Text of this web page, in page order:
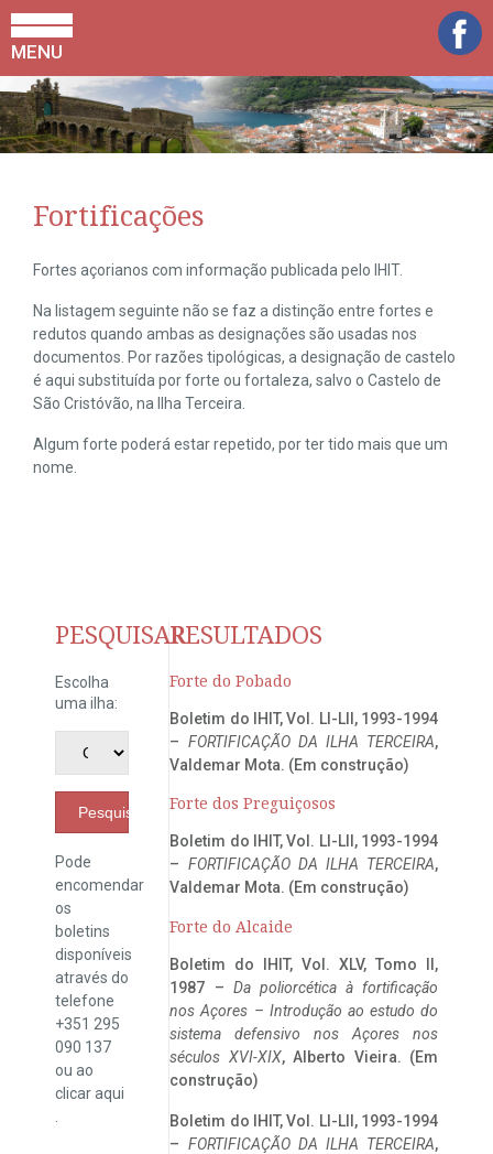
MENU
Fortificações
Fortes açorianos com informação publicada pelo IHIT.
Na listagem seguinte não se faz a distinção entre fortes e
redutos quando ambas as designações são usadas nos
documentos. Por razões tipológicas, a designação de castelo
é aqui substituída por forte ou fortaleza, salvo o Castelo de
São Cristóvão, na Ilha Terceira.
Algum forte poderá estar repetido, por ter tido mais que um
nome.
PESQUISAR
Escolha
uma ilha:
Pesquisar
Pode
encomendar
os
boletins
disponíveis
através do
telefone
+351 295
090 137
ou ao
clicaraqui
RESULTADOS
Forte do Pobado
Boletim do IHIT, Vol. LI-LII, 1993-1994
– FORTIFICAÇÃO DA ILHA TERCEIRA,
Valdemar Mota. (Em construção)
Forte dos Preguiçosos
Boletim do IHIT, Vol. LI-LII, 1993-1994
– FORTIFICAÇÃO DA ILHA TERCEIRA,
Valdemar Mota. (Em construção)
Forte do Alcaide
Boletim do IHIT, Vol. XLV, Tomo II,
1987 – Da poliorcética à fortificação
nos Açores – Introdução ao estudo do
sistema defensivo nos Açores nos
séculos XVI-XIX, Alberto Vieira. (Em
construção)
Boletim do IHIT, Vol. LI-LII, 1993-1994
– FORTIFICAÇÃO DA ILHA TERCEIRA,